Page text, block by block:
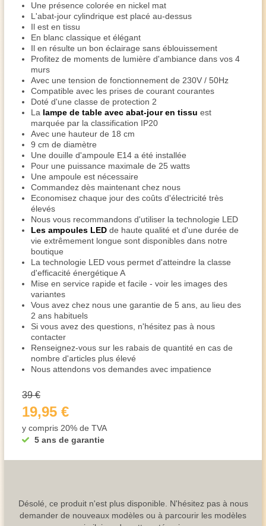
Une présence colorée en nickel mat
L'abat-jour cylindrique est placé au-dessus
Il est en tissu
En blanc classique et élégant
Il en résulte un bon éclairage sans éblouissement
Profitez de moments de lumière d'ambiance dans vos 4
murs
Avec une tension de fonctionnement de 230V / 50Hz
Compatible avec les prises de courant courantes
Doté d'une classe de protection 2
La lampe de table avec abat-jour en tissu est
marquée par la classification IP20
Avec une hauteur de 18 cm
9 cm de diamètre
Une douille d'ampoule E14 a été installée
Pour une puissance maximale de 25 watts
Une ampoule est nécessaire
Commandez dès maintenant chez nous
Economisez chaque jour des coûts d'électricité très
élevés
Nous vous recommandons d'utiliser la technologie LED
Les ampoules LED de haute qualité et d'une durée de
vie extrêmement longue sont disponibles dans notre
boutique
La technologie LED vous permet d'atteindre la classe
d'efficacité énergétique A
Mise en service rapide et facile - voir les images des
variantes
Vous avez chez nous une garantie de 5 ans, au lieu des
2 ans habituels
Si vous avez des questions, n'hésitez pas à nous
contacter
Renseignez-vous sur les rabais de quantité en cas de
nombre d'articles plus élevé
Nous attendons vos demandes avec impatience
5 ans de garantie
39 €
19,95 €
y compris 20% de TVA
Désolé, ce produit n'est plus disponible. N'hésitez pas à nous
demander de nouveaux modèles ou à parcourir les modèles